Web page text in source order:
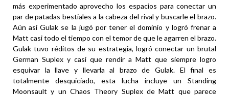
más experimentado aprovecho los espacios para conectar un
par de patadas bestiales a la cabeza del rival y buscarle el brazo.
Aún así Gulak se la jugó por tener el dominio y logró frenar a
Matt casi todo el tiempo con el temor de que le agarren el brazo.
Gulak tuvo réditos de su estrategia, logró conectar un brutal
German Suplex y casi que rendir a Matt que siempre logro
esquivar la llave y llevarla al brazo de Gulak. El final es
totalmente desquiciado, esta lucha incluye un Standing
Moonsault y un Chaos Theory Suplex de Matt que parece